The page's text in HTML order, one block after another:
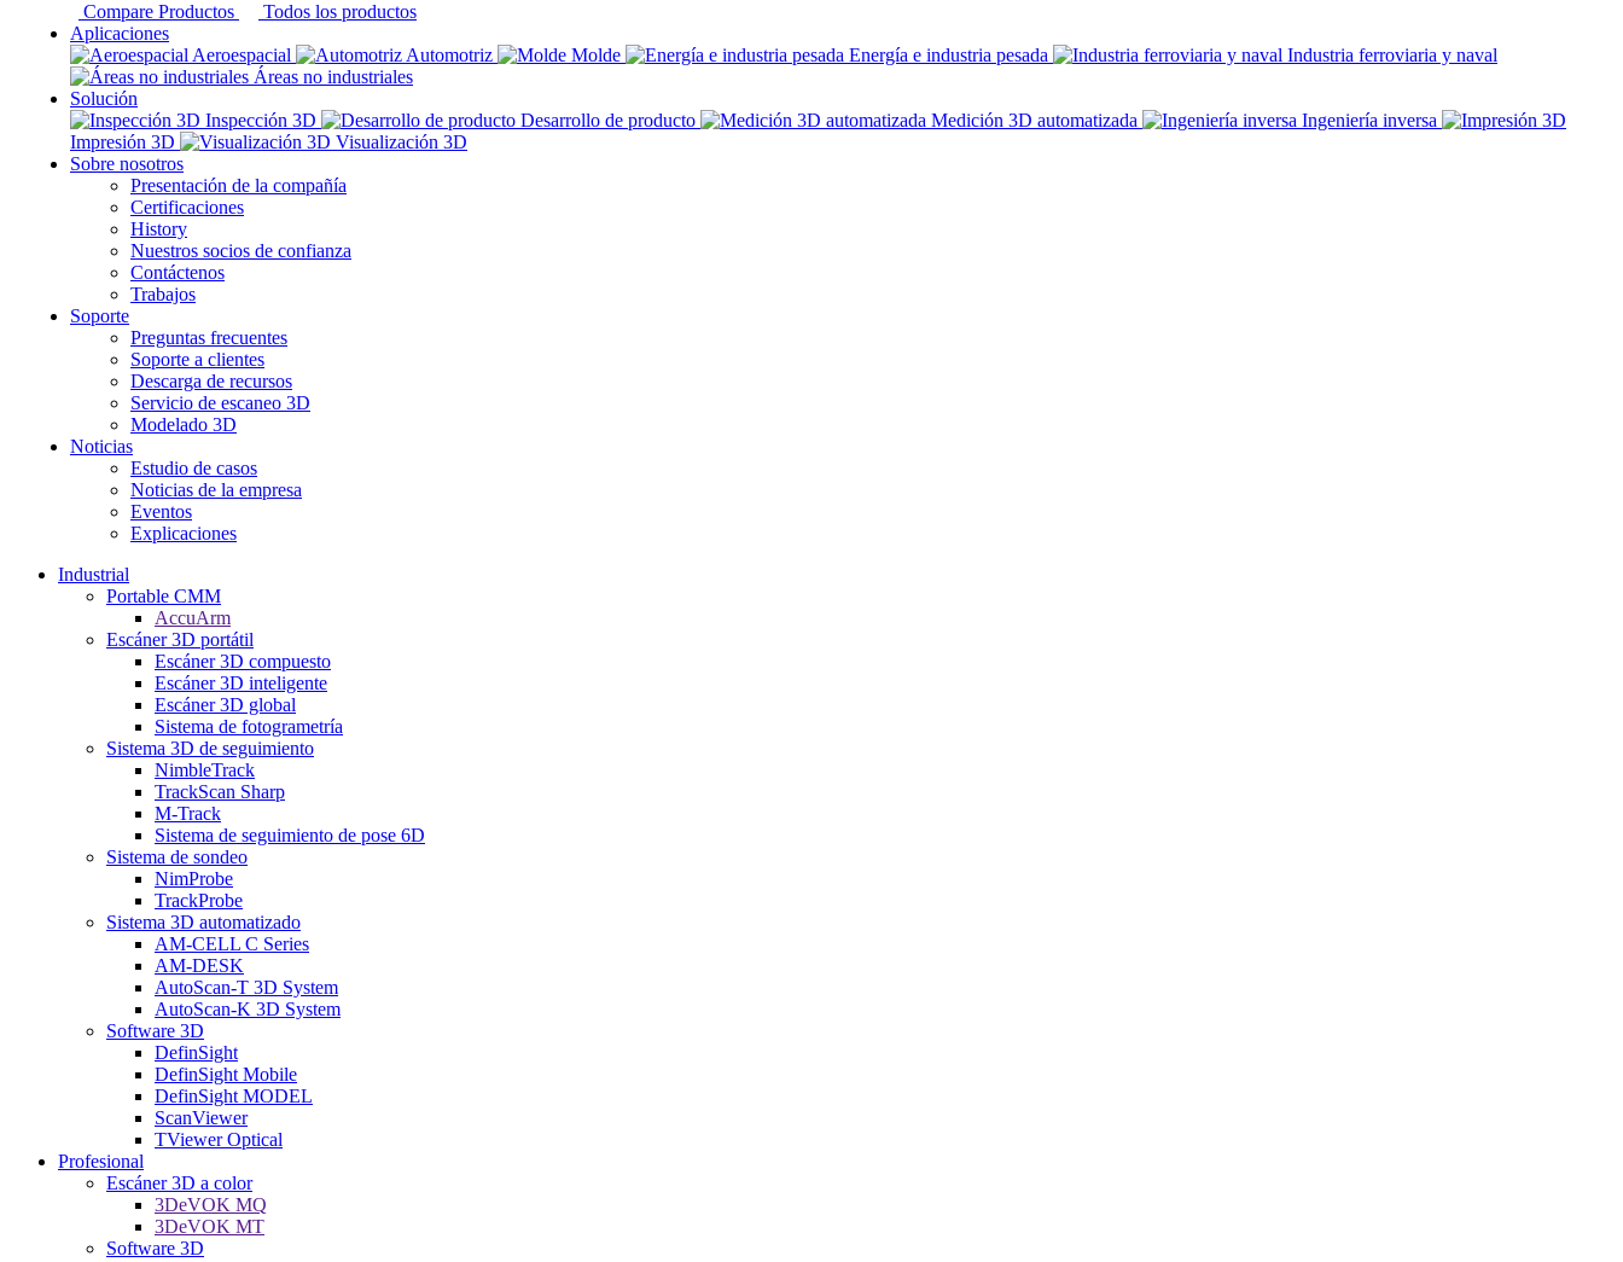
Compare Productos
Todos los productos
Aplicaciones
Aeroespacial
Automotriz Molde Energía e industria pesada
Industria ferroviaria y naval
Áreas no industriales
Solución
Inspección 3D
Desarrollo de producto Medición 3D automatizada
Ingeniería inversa
Impresión 3D
Visualización 3D
Sobre nosotros
Presentación de la compañía
Certificaciones
History
Nuestros socios de confianza
Contáctenos
Trabajos
Soporte
Preguntas frecuentes
Soporte a clientes
Descarga de recursos
Servicio de escaneo 3D
Modelado 3D
Noticias
Estudio de casos
Noticias de la empresa
Eventos
Explicaciones
Industrial
Portable CMM
AccuArm
Escáner 3D portátil
Escáner 3D compuesto
Escáner 3D inteligente
Escáner 3D global
Sistema de fotogrametría
Sistema 3D de seguimiento
NimbleTrack
TrackScan Sharp
M-Track
Sistema de seguimiento de pose 6D
Sistema de sondeo
NimProbe
TrackProbe
Sistema 3D automatizado
AM-CELL C Series
AM-DESK
AutoScan-T 3D System
AutoScan-K 3D System
Software 3D
DefinSight
DefinSight Mobile
DefinSight MODEL
ScanViewer
TViewer Optical
Profesional
Escáner 3D a color
3DeVOK MQ
3DeVOK MT
Software 3D